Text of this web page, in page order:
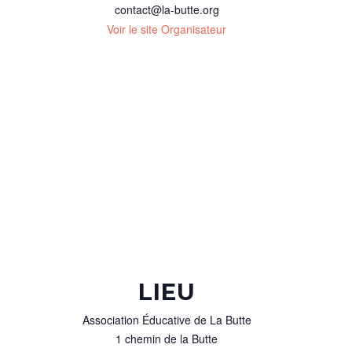
contact@la-butte.org
Voir le site Organisateur
LIEU
Association Éducative de La Butte
1 chemin de la Butte